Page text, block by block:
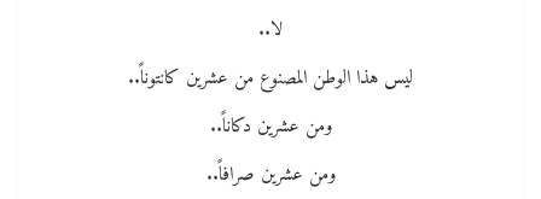
لا..
ليس هذا الوطن المصنوع من عشرين كانتوناً..
ومن عشرين دكاناً..
ومن عشرين صرافاً..